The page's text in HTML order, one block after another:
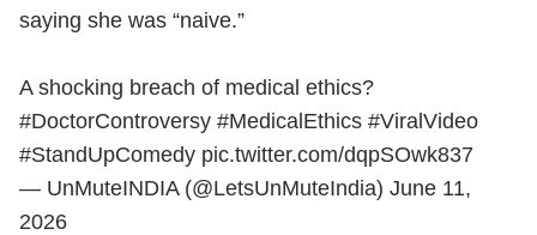
saying she was “naive.”
A shocking breach of medical ethics?
#DoctorControversy #MedicalEthics #ViralVideo
#StandUpComedy pic.twitter.com/dqpSOwk837
— UnMuteINDIA (@LetsUnMuteIndia) June 11,
2026